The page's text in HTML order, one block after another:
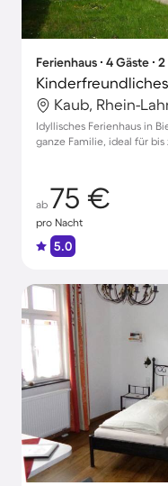
Ferienhaus ∙ 4 Gäste ∙
Kaub, Rhein-
Idyllisches Ferienhaus in
ganze Familie, ideal für bis
ab 75 €
pro Nacht
5.0